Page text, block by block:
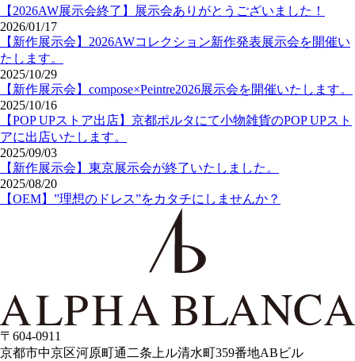
【2026AW展示会終了】展示会ありがとうございました！
2026/01/17
【新作展示会】2026AWコレクション新作発表展示会を開催い
たします。
2025/10/29
【新作展示会】compose×Peintre2026展示会を開催いたします。
2025/10/16
【POP UPストア出店】京都ポルタにて小物雑貨のPOP UPスト
アに出店いたします。
2025/09/03
【新作展示会】東京展示会が終了いたしました。
2025/08/20
【OEM】”理想のドレス”をカタチにしませんか？
〒604-0911
京都市中京区河原町通二条上ル清水町359番地ABビル